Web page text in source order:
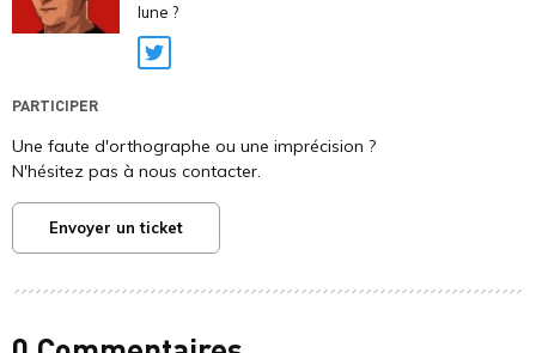
lune ?
Twitter
PARTICIPER
Une faute d'orthographe ou une imprécision ?
N'hésitez pas à nous contacter.
Envoyer un ticket